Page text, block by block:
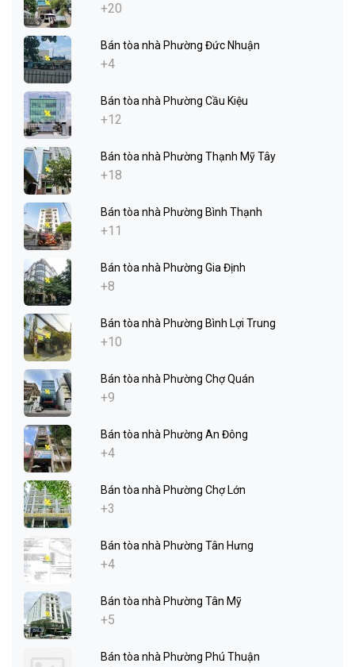
+20
Bán tòa nhà Phường Đức Nhuận
+4
Bán tòa nhà Phường Cầu Kiệu
+12
Bán tòa nhà Phường Thạnh Mỹ Tây
+18
Bán tòa nhà Phường Bình Thạnh
+11
Bán tòa nhà Phường Gia Định
+8
Bán tòa nhà Phường Bình Lợi Trung
+10
Bán tòa nhà Phường Chợ Quán
+9
Bán tòa nhà Phường An Đông
+4
Bán tòa nhà Phường Chợ Lớn
+3
Bán tòa nhà Phường Tân Hưng
+4
Bán tòa nhà Phường Tân Mỹ
+5
Bán tòa nhà Phường Phú Thuận